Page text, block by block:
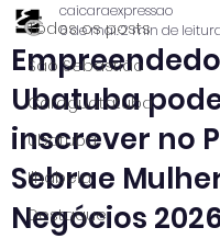
Todos os posts
São Sebastião
Caraguatatuba
Ubatuba
Ilhabela
Destaque
Ubatuba
inscrever no
Sebrae
Negócios
caicaraexpressao
6 de mai.2 min de